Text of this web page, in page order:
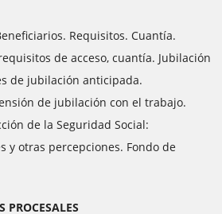
Requisitos. Cuantía.
de acceso, cuantía. Jubilación
de jubilación anticipada.
de jubilación con el trabajo.
de la Seguridad Social:
y otras percepciones. Fondo de
PROCESALES